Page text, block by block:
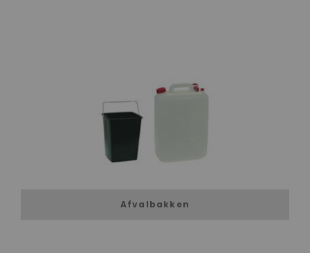
Afvalbakken